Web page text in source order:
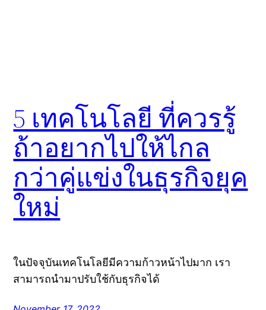
5 เทคโนโลยี ที่ควรรู้
ถ้าอยากไปให้ไกล
กว่าคู่แข่งในธุรกิจยุค
ใหม่
ในปัจจุบันเทคโนโลยีมีความก้าวหน้าไปมาก เรา
สามารถนำมาปรับใช้กับธุรกิจได้